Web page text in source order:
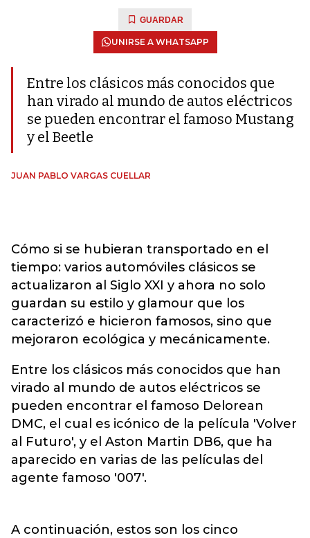
GUARDAR
UNIRSE A WHATSAPP
Entre los clásicos más conocidos que
han virado al mundo de autos eléctricos
se pueden encontrar el famoso Mustang
y el Beetle
JUAN PABLO VARGAS CUELLAR
Cómo si se hubieran transportado en el
tiempo: varios automóviles clásicos se
actualizaron al Siglo XXI y ahora no solo
guardan su estilo y glamour que los
caracterizó e hicieron famosos, sino que
mejoraron ecológica y mecánicamente.
Entre los clásicos más conocidos que han
virado al mundo de autos eléctricos se
pueden encontrar el famoso Delorean
DMC, el cual es icónico de la película 'Volver
al Futuro', y el Aston Martin DB6, que ha
aparecido en varias de las películas del
agente famoso '007'.
A continuación, estos son los cinco